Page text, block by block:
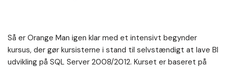
Så er Orange Man igen klar med et intensivt begynder
kursus, der gør kursisterne i stand til selvstændigt at lave BI
udvikling på SQL Server 2008/2012. Kurset er baseret på